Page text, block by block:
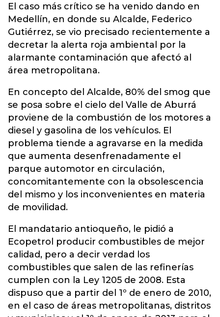
El caso más crítico se ha venido dando en
Medellín, en donde su Alcalde, Federico
Gutiérrez, se vio precisado recientemente a
decretar la alerta roja ambiental por la
alarmante contaminación que afectó al
área metropolitana.
En concepto del Alcalde, 80% del smog que
se posa sobre el cielo del Valle de Aburrá
proviene de la combustión de los motores a
diesel y gasolina de los vehículos. El
problema tiende a agravarse en la medida
que aumenta desenfrenadamente el
parque automotor en circulación,
concomitantemente con la obsolescencia
del mismo y los inconvenientes en materia
de movilidad.
El mandatario antioqueño, le pidió a
Ecopetrol producir combustibles de mejor
calidad, pero a decir verdad los
combustibles que salen de las refinerías
cumplen con la Ley 1205 de 2008. Esta
dispuso que a partir del 1º de enero de 2010,
en el caso de áreas metropolitanas, distritos